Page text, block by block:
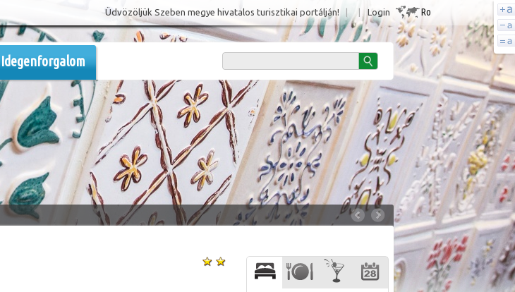
Login Ro
Üdvözöljük Szeben megye hivatalos turisztikai portálján!
Idegenforgalom